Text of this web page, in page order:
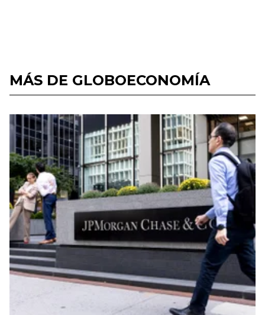
MÁS DE GLOBOECONOMÍA